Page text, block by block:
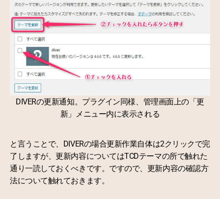
DIVERの更新通知。プラグイン同様、管理画面上の「更
新」メニュー内に表示される
と言うことで、DIVERの場合更新作業自体は2クリックで完
了しますが、更新内容についてはTCDテーマの所で触れた
通り一読しておくべきです。ですので、更新内容の確認方
法について触れておきます。